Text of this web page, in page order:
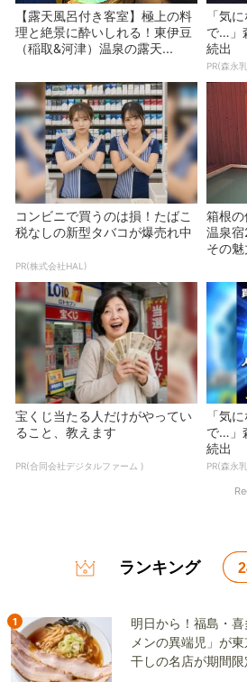
【露天風呂付き客室】極上の料
理と絶景に酔いしれる！東伊豆
（稲取&河津）温泉の露天...
「気
で…」
続出
PR(森永
コンビニで買うのは損！たばこ
税なしの新型タバコが爆売れ中
PR(株式会社HAL)
箱根
温泉
その
宝くじ当たる人だけがやってい
ること、教えます
PR(合同会社デジタルファーム )
「気
で…」
続出
PR(森永
ランキング
1
明日から！福島・
メンの異端児」が
干しの名店が期間